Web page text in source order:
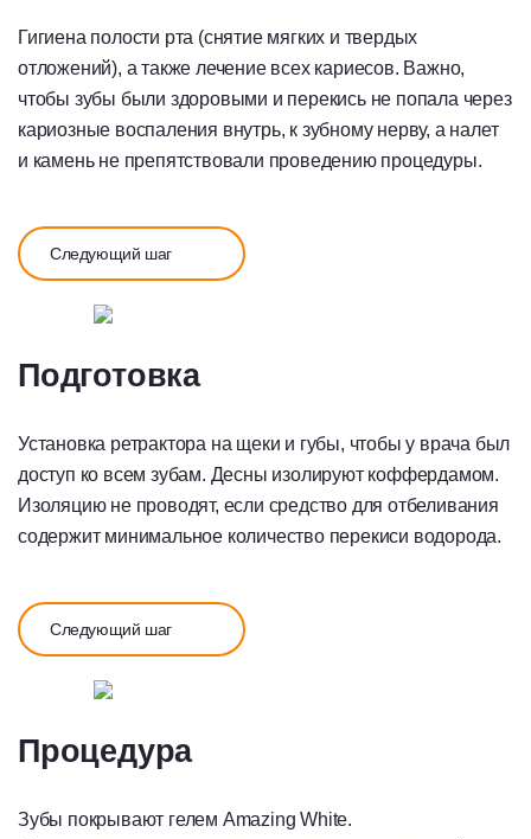
Гигиена полости рта (снятие мягких и твердых
отложений), а также лечение всех кариесов. Важно,
чтобы зубы были здоровыми и перекись не попала через
кариозные воспаления внутрь, к зубному нерву, а налет
и камень не препятствовали проведению процедуры.
Следующий шаг
Подготовка
Установка ретрактора на щеки и губы, чтобы у врача был
доступ ко всем зубам. Десны изолируют коффердамом.
Изоляцию не проводят, если средство для отбеливания
содержит минимальное количество перекиси водорода.
Следующий шаг
Процедура
Зубы покрывают гелем Amazing White.